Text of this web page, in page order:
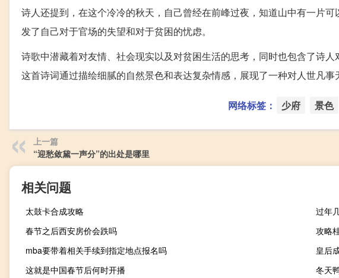
诗人还提到，在这个冷冷的秋天，自己曾经在前峰过夜，知道山中有一片
发了自己对于官场的失望和对于贫困的忧虑。
诗歌中潜藏着对友情、社会现实以及对贫困生活的思考，同时也包含了诗
这首诗词通过描绘细腻的自然景色和表达复杂情感，展现了一种对人世凡事
网络标签： 少府 景色
上一篇
“迎愁敛黛一声分”的出处是哪里
相关问题
太鼓卡合成攻略
过年
春节之后西安房价会跌吗
攻略
mba要带着相关手续到指定地点报名吗
皇后
这就是中国春节后何时开播
冬天